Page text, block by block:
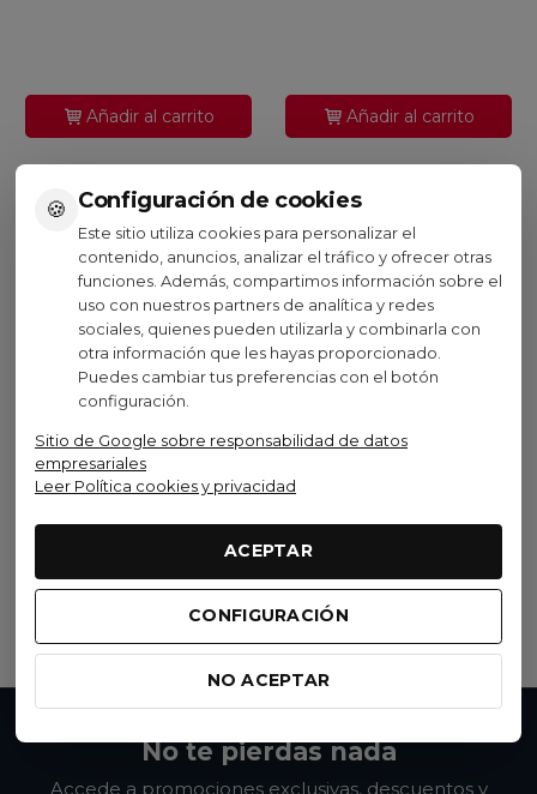
🍪 Configuración de cookies
Este sitio utiliza cookies para personalizar el
contenido, anuncios, analizar el tráfico y ofrecer otras
funciones. Además, compartimos información sobre el
uso con nuestros partners de analítica y redes
sociales, quienes pueden utilizarla y combinarla con
otra información que les hayas proporcionado.
Puedes cambiar tus preferencias con el botón
configuración.
Sitio de Google sobre responsabilidad de datos
empresariales
Leer Política cookies y privacidad
ACEPTAR
CONFIGURACIÓN
NO ACEPTAR
Añadir al carrito Añadir al carrito
Visto recientemente
Oferta
Gafas KOO Alibi Dark Blue
Matt / Red
Photocromatica
136,19 €
Añadir al carrito
No te pierdas nada
Accede a promociones exclusivas, descuentos y